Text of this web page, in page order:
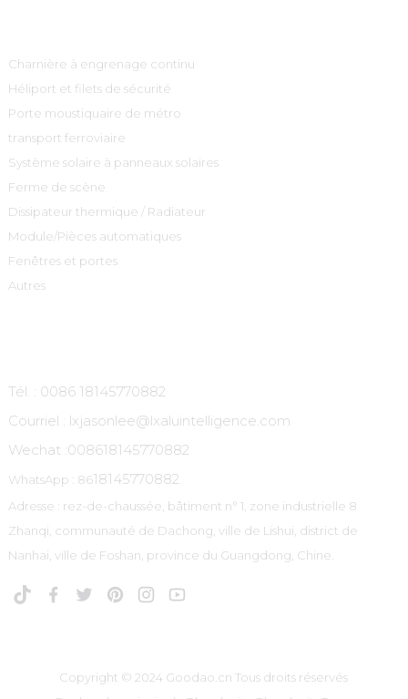
Charnière à engrenage continu
Héliport et filets de sécurité
Porte moustiquaire de métro
transport ferroviaire
Système solaire à panneaux solaires
Ferme de scène
Dissipateur thermique / Radiateur
Module/Pièces automatiques
Fenêtres et portes
Autres
Tél. : 0086 18145770882
Courriel : lxjasonlee@lxaluintelligence.com
Wechat :008618145770882
WhatsApp : 8618145770882
Adresse : rez-de-chaussée, bâtiment n° 1, zone industrielle 8
Zhanqi, communauté de Dachong, ville de Lishui, district de
Nanhai, ville de Foshan, province du Guangdong, Chine.
Copyright © 2024 Goodao.cn Tous droits réservés